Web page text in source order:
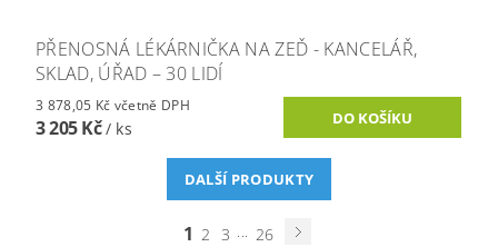
PŘENOSNÁ LÉKÁRNIČKA NA ZEĎ - KANCELÁŘ,
SKLAD, ÚŘAD – 30 LIDÍ
3 878,05 Kč včetně DPH
3 205 Kč/ ks
DALŠÍ PRODUKTY
1 2 3 ... 26